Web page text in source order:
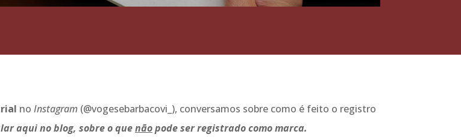
no Instagram (@vogesebarbacovi_), conversamos sobre como é feito o registro
aqui no blog, sobre o quenãopode ser registrado como marca.